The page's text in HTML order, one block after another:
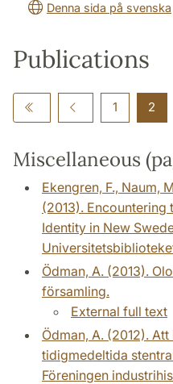
Denna sida på svenska
Publications
1 2
Miscellaneous
Ekengren, F., Naum,
(2013). Encountering
Identity in New
Ödman, A. (2013).
församling.
External full text
Ödman, A. (2012).
tidigmedeltida
Föreningen